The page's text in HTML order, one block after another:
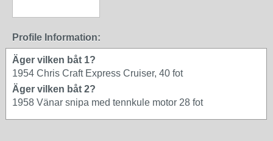
Profile Information:
Äger vilken båt 1?
1954 Chris Craft Express Cruiser, 40 fot
Äger vilken båt 2?
1958 Vänar snipa med tennkule motor 28 fot